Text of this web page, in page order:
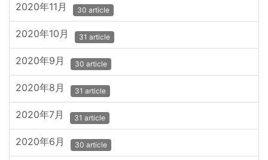
2020年11月 30 article
2020年10月 31 article
2020年9月 30 article
2020年8月 31 article
2020年7月 31 article
2020年6月 30 article